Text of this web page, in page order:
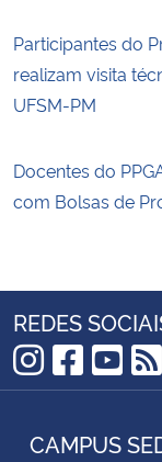
Participantes do
realizam visita
UFSM-PM
Docentes do
com Bolsas de
REDES
CAMPUS